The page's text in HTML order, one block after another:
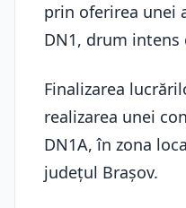
prin oferirea unei
DN1, drum
Finalizarea
realizarea unei
DN1A, în zona
judeţul Braşov.